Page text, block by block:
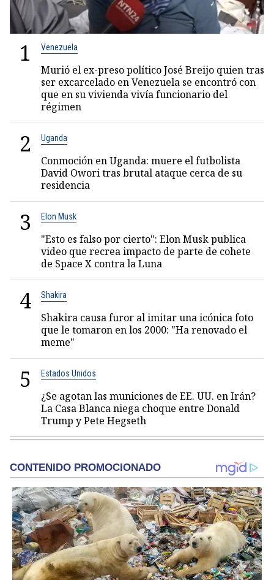
1 Venezuela
Murió el ex-preso político José Breijo quien tras
ser excarcelado en Venezuela se encontró con
que en su vivienda vivía funcionario del
régimen
2 Uganda
Conmoción en Uganda: muere el futbolista
David Owori tras brutal ataque cerca de su
residencia
3 Elon Musk
"Esto es falso por cierto": Elon Musk publica
video que recrea impacto de parte de cohete
de Space X contra la Luna
4 Shakira
Shakira causa furor al imitar una icónica foto
que le tomaron en los 2000: "Ha renovado el
meme"
5 Estados Unidos
¿Se agotan las municiones de EE. UU. en Irán?
La Casa Blanca niega choque entre Donald
Trump y Pete Hegseth